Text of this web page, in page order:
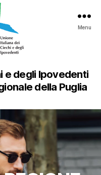
e degli Ipovedenti
della Puglia
Menu